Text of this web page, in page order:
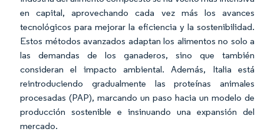
en capital, aprovechando cada vez más los avances
tecnológicos para mejorar la eficiencia y la sostenibilidad.
Estos métodos avanzados adaptan los alimentos no solo a
las demandas de los ganaderos, sino que también
consideran el impacto ambiental. Además, Italia está
reintroduciendo gradualmente las proteínas animales
procesadas (PAP), marcando un paso hacia un modelo de
producción sostenible e insinuando una expansión del
mercado.